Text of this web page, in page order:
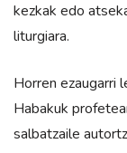
kezkak edo
liturgiara.
Horren ezaugarri
Habakuk
salbatzaile